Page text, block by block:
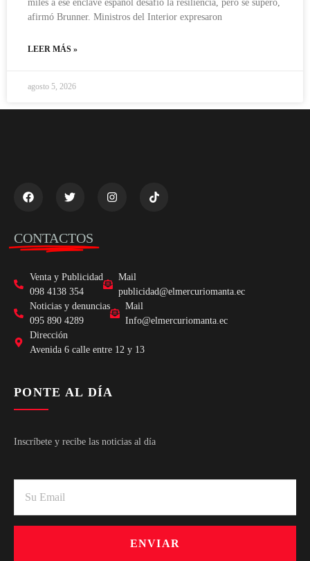
miles a ese enclave español desafió la resiliencia, pero se superó,
afirmó Brunner. Ministros del Interior expresaron
LEER MÁS »
agosto 5, 2026
CONTACTOS
Venta y Publicidad
098 4138 354
Mail
publicidad@elmercuriomanta.ec
Noticias y denuncias
095 890 4289
Mail
Info@elmercuriomanta.ec
Dirección
Avenida 6 calle entre 12 y 13
PONTE AL DÍA
Inscríbete y recibe las noticias al día
ENVIAR